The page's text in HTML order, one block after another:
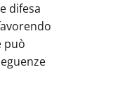
difesa
può